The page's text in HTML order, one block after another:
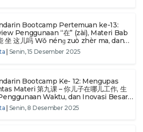
Bootcamp Pertemuan ke-13:
Penggunaan “在” (zài), Materi Bab
dan
Alat Musik Tradisional
Senin, 15 Desember 2025
Bootcamp Ke- 12: Mengupas
Materi 第九课 – 你儿子在哪儿工作, 生
Waktu, dan Inovasi Besar
dari Masa ke Masa
Senin, 8 Desember 2025